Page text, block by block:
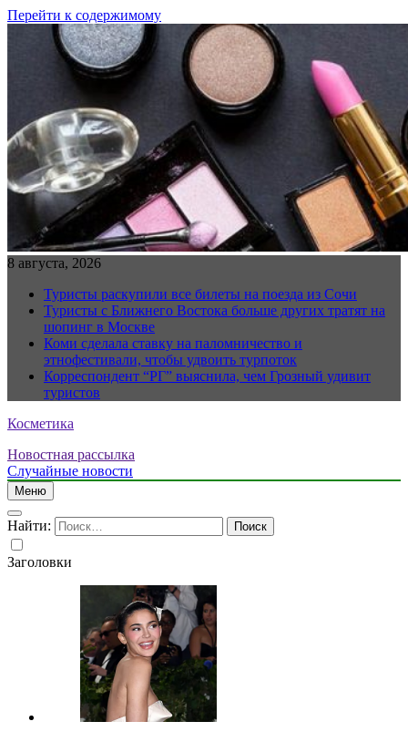
Перейти к содержимому
8 августа, 2026
Туристы раскупили все билеты на поезда из Сочи
Туристы с Ближнего Востока больше других тратят на
шопинг в Москве
Коми сделала ставку на паломничество и
этнофестивали, чтобы удвоить турпоток
Корреспондент “РГ” выяснила, чем Грозный удивит
туристов
Косметика
Новостная рассылка
Случайные новости
Меню
Найти:
Заголовки